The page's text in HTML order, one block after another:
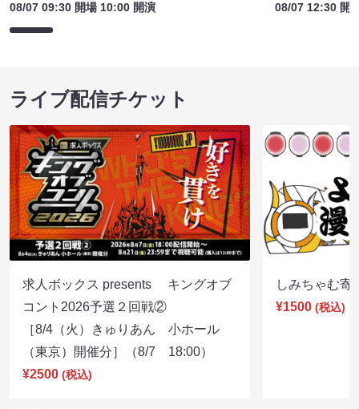
08/07 09:30 開場 10:00 開演
08/07 12:30 開
ライブ配信チケット
求人ボックス presents キングオブ
コント2026予選２回戦②
［8/4（火）きゅりあん 小ホール
（東京）開催分］（8/7 18:00）
¥2500 (税込)
しみちゃむ
¥1500 (税込)